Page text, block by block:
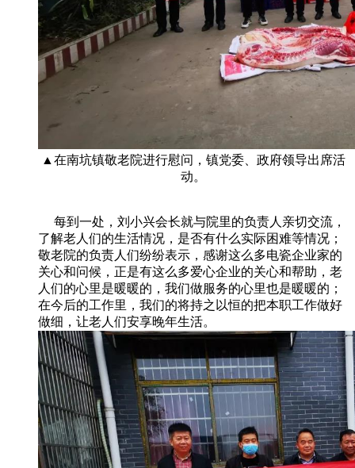
▲在南坑镇敬老院进行慰问，镇党委、政府领导出席活
动。
每到一处，刘小兴会长就与院里的负责人亲切交流，
了解老人们的生活情况，是否有什么实际困难等情况；
敬老院的负责人们纷纷表示，感谢这么多电瓷企业家的
关心和问候，正是有这么多爱心企业的关心和帮助，老
人们的心里是暖暖的，我们做服务的心里也是暖暖的；
在今后的工作里，我们的将持之以恒的把本职工作做好
做细，让老人们安享晚年生活。